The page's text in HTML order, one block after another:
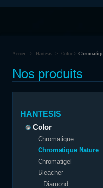
Accueil > Hantesis > Color >
Nos produits
HANTESIS
Color
Chromatique
Chromatique Nature
Chromatigel
Bleacher
Diamond